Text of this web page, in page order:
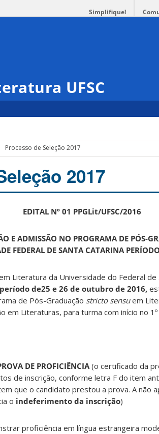
Simplifique!
UFSC
Processo de Seleção 2017
2017
EDITAL Nº 01 PPGLit/UFSC/2016
E ADMISSÃO NO PROGRAMA DE PÓS-
FEDERAL DE SANTA CATARINA
Literatura da Universidade do Federal de
período de25 e 26 de outubro de 2016,
de Pós-Graduação stricto sensuem
em Literaturas, para turma com início no
DE PROFICIÊNCIA(o certificado da
de inscrição, conforme letra F do item
que o candidato prestou a prova. A não
o indeferimento da inscrição)
proficiência em língua estrangeira